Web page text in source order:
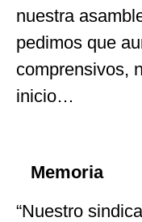
nuestra
pedimos que
comprensivos,
inicio…
Memoria
“Nuestro